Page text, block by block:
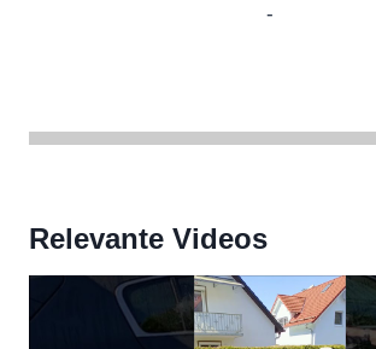
-
Relevante Videos